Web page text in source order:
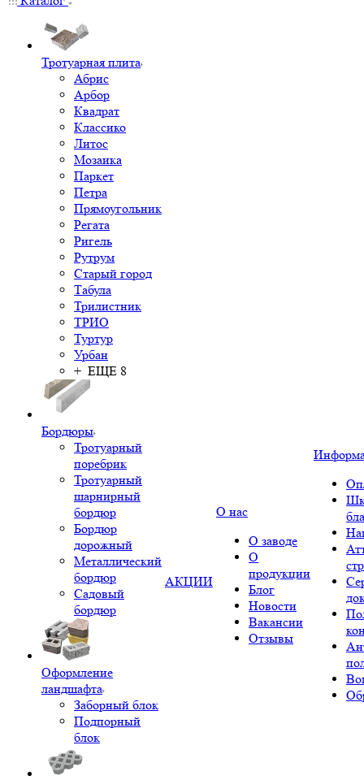
Тротуарная плита
Абрис
Арбор
Квадрат
Классико
Литос
Мозаика
Паркет
Петра
Прямоугольник
Регата
Ригель
Рутрум
Старый город
Табула
Трилистник
ТРИО
Туртур
Урбан
+ ЕЩЕ 8
Бордюры
Тротуарный
поребрик
Тротуарный
шарнирный
бордюр
Бордюр
дорожный
Металлический
бордюр
Садовый
бордюр
Оформление
ландшафта
Заборный блок
Подпорный
блок
АКЦИИ
О нас
О заводе
О
продукции
Блог
Новости
Вакансии
Отзывы